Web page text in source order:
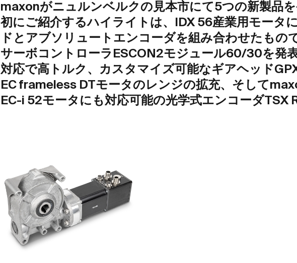
maxonがニュルンベルクの見本市にて5つの新製品
初にご紹介するハイライトは、IDX 56産業用モータ
ドとアブソリュートエンコーダを組み合わせたもの
サーボコントローラESCON2モジュール60/30を発
対応で高トルク、カスタマイズ可能なギアヘッド
EC frameless DTモータのレンジの拡充、そして
EC-i 52モータにも対応可能の光学式エンコーダTSX